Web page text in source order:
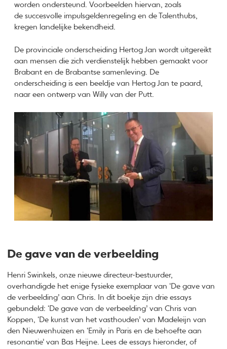
worden ondersteund. Voorbeelden hiervan, zoals
de succesvolle impulsgeldenregeling en de Talenthubs,
kregen landelijke bekendheid.
De provinciale onderscheiding Hertog Jan wordt uitgereikt
aan mensen die zich verdienstelijk hebben gemaakt voor
Brabant en de Brabantse samenleving. De
onderscheiding is een beeldje van Hertog Jan te paard,
naar een ontwerp van Willy van der Putt.
De gave van de verbeelding
Henri Swinkels, onze nieuwe directeur-bestuurder,
overhandigde het enige fysieke exemplaar van ‘De gave van
de verbeelding’ aan Chris. In dit boekje zijn drie essays
gebundeld: ‘De gave van de verbeelding’ van Chris van
Koppen, ‘De kunst van het vasthouden’ van Madeleijn van
den Nieuwenhuizen en ‘Emily in Paris en de behoefte aan
resonantie’ van Bas Heijne. Lees de essays hieronder, of